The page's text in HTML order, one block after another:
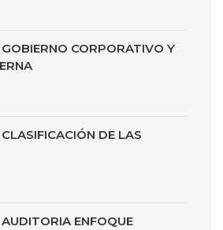
CORPORATIVO Y
DE LAS
ENFOQUE